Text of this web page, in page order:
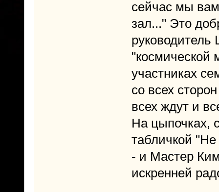
сейчас мы
зал..." Это
"космической
участниках
со всех
всех ждут и
На цыпочках,
табличкой
- и Мастер
искренней